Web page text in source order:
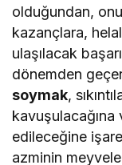
olduğundan,
kazançlara,
ulaşılacak
dönemden
soymak,
edileceğine
azminin